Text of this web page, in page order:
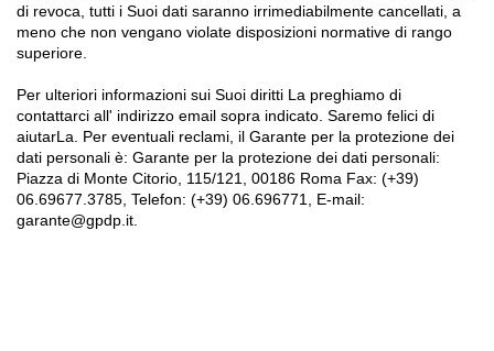
di revoca, tutti i Suoi dati saranno irrimediabilmente cancellati, a
meno che non vengano violate disposizioni normative di rango
superiore.
Per ulteriori informazioni sui Suoi diritti La preghiamo di
contattarci all' indirizzo email sopra indicato. Saremo felici di
aiutarLa. Per eventuali reclami, il Garante per la protezione dei
dati personali è: Garante per la protezione dei dati personali:
Piazza di Monte Citorio, 115/121, 00186 Roma Fax: (+39)
06.69677.3785, Telefon: (+39) 06.696771, E-mail:
garante@gpdp.it.